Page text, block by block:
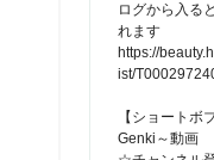
ログから入る
れます
https://
ist/
【ショートボ
Genki～動画